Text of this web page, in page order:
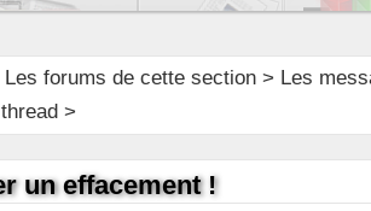
Les forums de cette section> Les
>
un effacement !